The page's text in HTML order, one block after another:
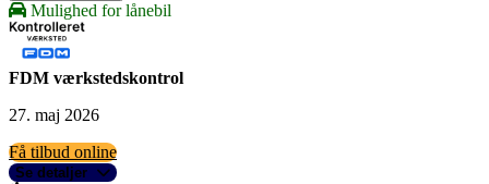
Mulighed for lånebil
FDM værkstedskontrol
27. maj 2026
Få tilbud online
Se detaljer